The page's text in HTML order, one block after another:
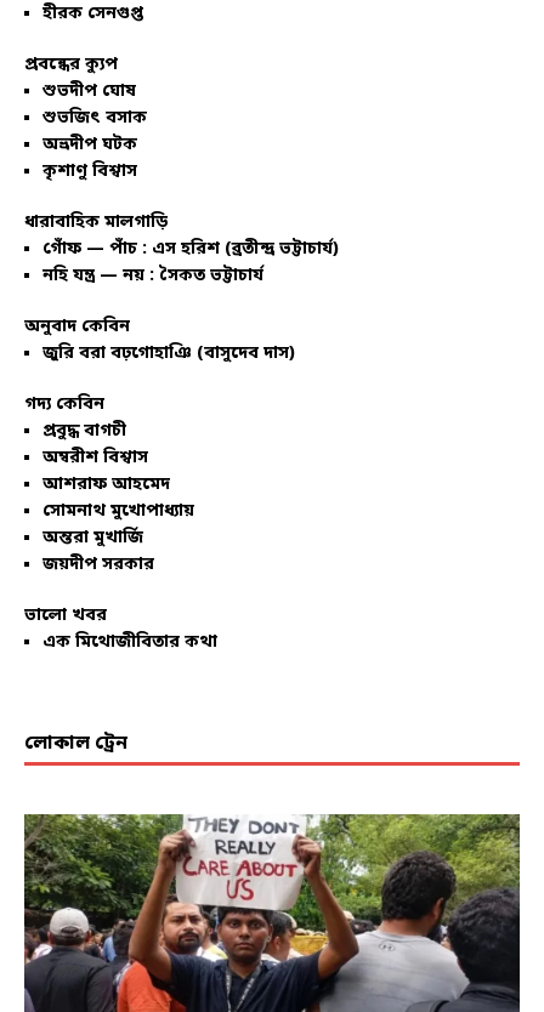
হীরক সেনগুপ্ত
প্রবন্ধের ক্যুপ
শুভদীপ ঘোষ
শুভজিৎ বসাক
অভ্রদীপ ঘটক
কৃশাণু বিশ্বাস
ধারাবাহিক মালগাড়ি
গোঁফ — পাঁচ : এস হরিশ (ব্রতীন্দ্র ভট্টাচার্য)
নহি যন্ত্র — নয় : সৈকত ভট্টাচার্য
অনুবাদ কেবিন
জুরি বরা বঢ়গোহাঞি (বাসুদেব দাস)
গদ্য কেবিন
প্রবুদ্ধ বাগচী
অম্বরীশ বিশ্বাস
আশরাফ আহমেদ
সোমনাথ মুখোপাধ্যায়
অন্তরা মুখার্জি
জয়দীপ সরকার
ভালো খবর
এক মিথোজীবিতার কথা
লোকাল ট্রেন